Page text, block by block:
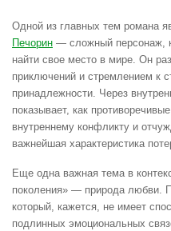
Одной из главных тем романа
Печорин — сложный персонаж,
найти свое место в мире. Он
приключений и стремлением к
принадлежности. Через
показывает, как
внутреннему конфликту и
важнейшая характеристика
Еще одна важная тема в
поколения» — природа любви.
который, кажется, не имеет
подлинных эмоциональных